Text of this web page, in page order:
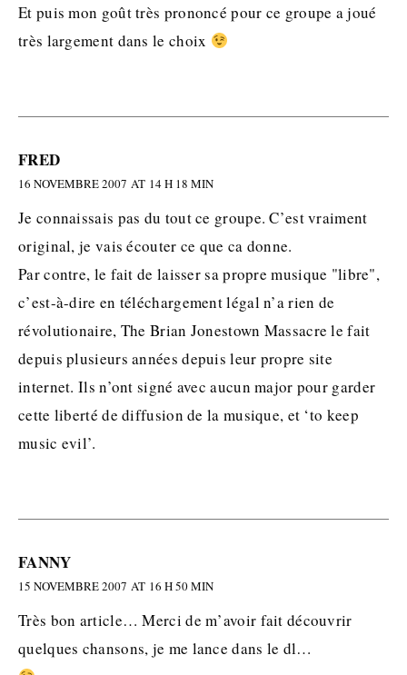
Et puis mon goût très prononcé pour ce groupe a joué
très largement dans le choix
FRED
16 NOVEMBRE 2007 AT 14 H 18 MIN
Je connaissais pas du tout ce groupe. C’est vraiment
original, je vais écouter ce que ca donne.
Par contre, le fait de laisser sa propre musique "libre",
c’est-à-dire en téléchargement légal n’a rien de
révolutionaire, The Brian Jonestown Massacre le fait
depuis plusieurs années depuis leur propre site
internet. Ils n’ont signé avec aucun major pour garder
cette liberté de diffusion de la musique, et ‘to keep
music evil’.
FANNY
15 NOVEMBRE 2007 AT 16 H 50 MIN
Très bon article… Merci de m’avoir fait découvrir
quelques chansons, je me lance dans le dl…